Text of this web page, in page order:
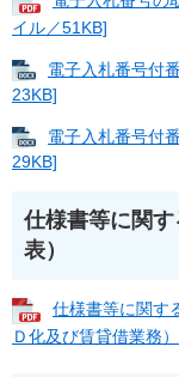
イル／51KB]
電子入札番号付
23KB]
電子入札番号付
29KB]
仕様書等に関
表）
仕様書等に関す
Ｄ化及び賃貸借業務​